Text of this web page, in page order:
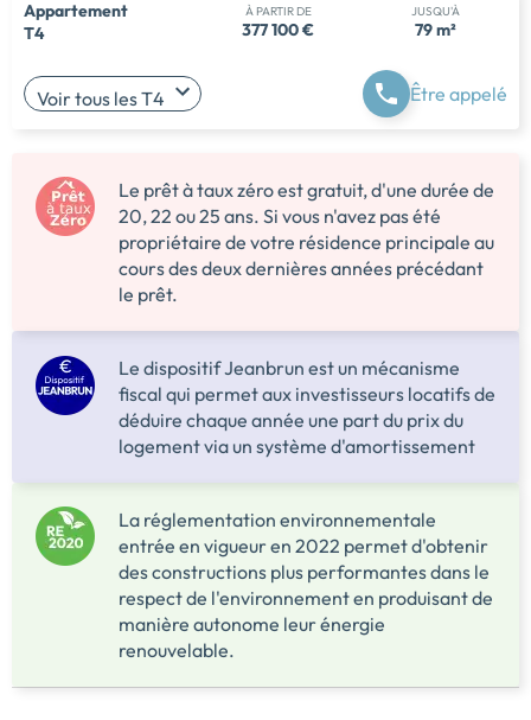
Appartement
T4
À PARTIR DE
377 100 €
JUSQU'À
79 m²
Voir tous les T4 Être appelé
Le prêt à taux zéro est gratuit, d'une durée de
20, 22 ou 25 ans. Si vous n'avez pas été
propriétaire de votre résidence principale au
cours des deux dernières années précédant
le prêt.
Le dispositif Jeanbrun est un mécanisme
fiscal qui permet aux investisseurs locatifs de
déduire chaque année une part du prix du
logement via un système d'amortissement
La réglementation environnementale
entrée en vigueur en 2022 permet d'obtenir
des constructions plus performantes dans le
respect de l'environnement en produisant de
manière autonome leur énergie
renouvelable.